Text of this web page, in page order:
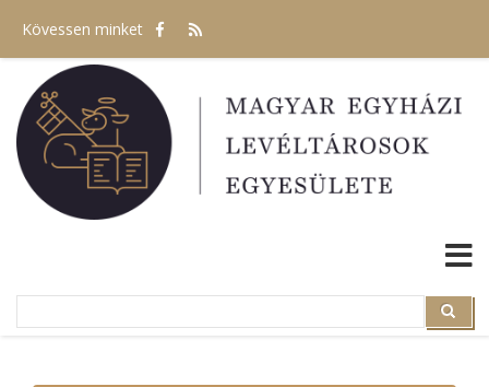
tartalomra
Kövessen minket
Search